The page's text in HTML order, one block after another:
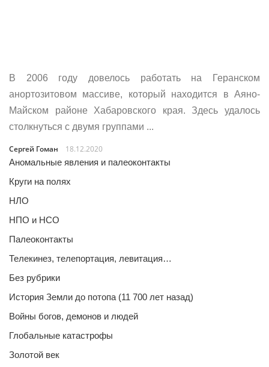
В 2006 году довелось работать на Геранском
анортозитовом массиве, который находится в Аяно-
Майском районе Хабаровского края. Здесь удалось
столкнуться с двумя группами ...
Сергей Гоман
18.12.2020
Аномальные явления и палеоконтакты
Круги на полях
НЛО
НПО и НСО
Палеоконтакты
Телекинез, телепортация, левитация…
Без рубрики
История Земли до потопа (11 700 лет назад)
Войны богов, демонов и людей
Глобальные катастрофы
Золотой век